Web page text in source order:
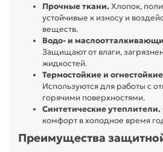
Прочные ткани.Хлопок,
устойчивые к износу и
веществ.
Водо- и
Защищают от влаги,
жидкостей.
Термостойкие и
Используются для работы с
горячими поверхностями.
Синтетические утеплители.
комфорт в холодное время
Преимущества